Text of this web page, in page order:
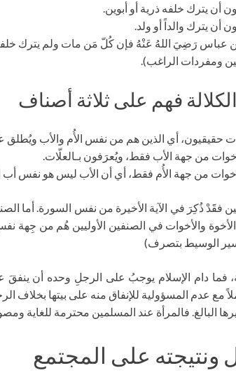
أن يترك خلفه ذرية أو أبوين.
أن يترك والداً أو ولد.
رَضِيَ اللهُ عَنْهُ فإن كُلّ مَن مات ولم يترك خلفه
ومفردات الراغب).
فهم على ثلاثة أصناف
حقيقيون، أي الذين هم من نفس الأُم والأب ويُطلق
من جهة الأب فقط، ويُعرَفون بـالعلّات.
من جهة الأُم فقط، أي أن الأب ليس هو نفس أب الأخ
فقََدْ ذُكِرَ في الآية الأخيرة من نفس السورة. أما
والأخوات في الصنفين الأوليين هُم من جِهة
الوسيط بتصرف)
فما دام الإسلام يوجبُ على الرجلِ وحده أن
مع عدم المسؤولية للإنفاق منه على بيتها بخلاف
البالغ. فالمرأة عند المسلمين محترمة للغاية
ونتيجته على المجتمع